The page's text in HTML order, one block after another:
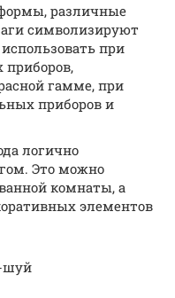
различные
символизируют
при
приборов,
гамме, при
приборов и
логично
Это можно
комнаты, а
элементов
шуй